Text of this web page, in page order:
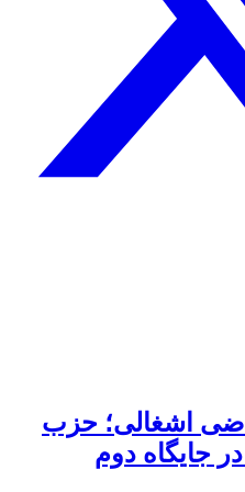
اشغالی؛ حزب
در جایگاه دوم